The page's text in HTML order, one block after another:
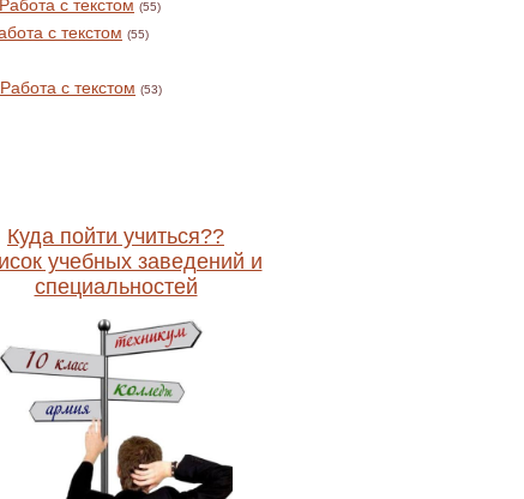
с текстом (55)
с текстом (55)
с текстом (53)
Куда пойти учиться??
учебных заведений и
специальностей